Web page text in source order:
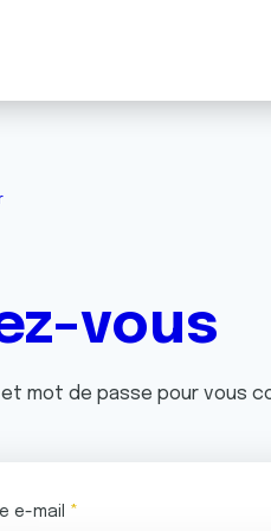
vous
mot de passe pour vous
e-mail